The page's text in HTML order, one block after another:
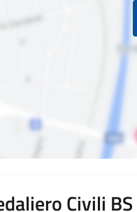
Civili BS